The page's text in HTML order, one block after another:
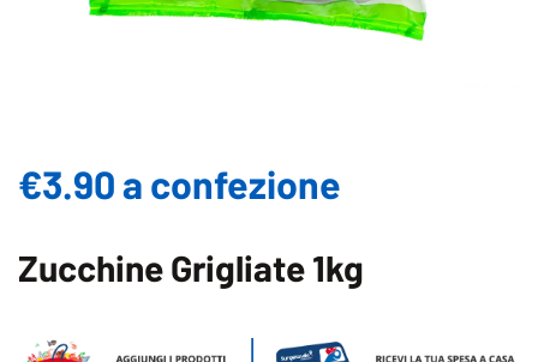
€3.90 a confezione
Zucchine Grigliate 1kg